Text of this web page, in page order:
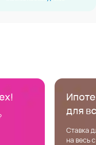
для
Ставка
на весь